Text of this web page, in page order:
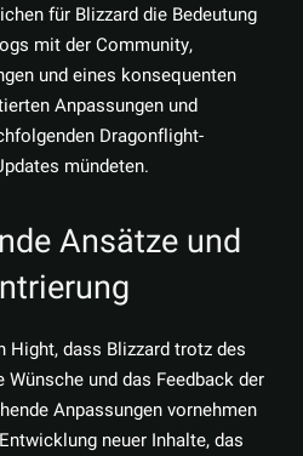
für Blizzard die Bedeutung
mit der Community,
und eines konsequenten
Anpassungen und
Dragonflight-
mündeten.
Ansätze und
dass Blizzard trotz des
und das Feedback der
Anpassungen vornehmen
neuer Inhalte, das